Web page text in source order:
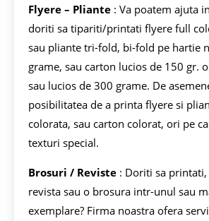
Flyere – Pliante : Va poatem ajuta
doriti sa tipariti/printati flyere full
sau pliante tri-fold, bi-fold pe hartie
grame, sau carton lucios de 150 gr.
sau lucios de 300 grame. De
posibilitatea de a printa flyere si
colorata, sau carton colorat, ori pe
texturi special.
Brosuri / Reviste : Doriti sa
revista sau o brosura intr-unul sau
exemplare? Firma noastra ofera